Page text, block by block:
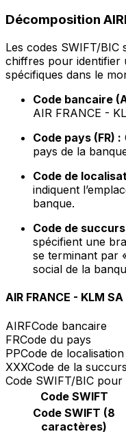
Décomposition
Les codes SWIFT/BIC
chiffres pour identifier
spécifiques dans le
Code bancaire
AIR FRANCE -
Code pays (FR) :
pays de la
Code de
indiquent
banque.
Code de
spécifient une
se terminant par
social de la
AIR FRANCE - KLM SA
AIRFCode bancaire
FRCode du pays
PPCode de localisation
XXXCode de la
Code SWIFT/BIC
Code SWIFT
Code SWIFT (8
caractères)